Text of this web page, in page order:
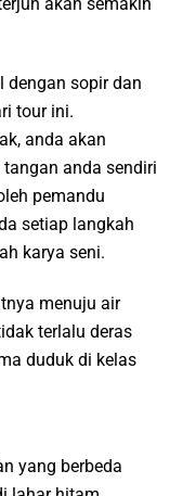
dengan sopir dan
tour ini.
anda akan
anda sendiri
pemandu
setiap langkah
karya seni.
menuju air
terlalu deras
duduk di kelas
yang berbeda